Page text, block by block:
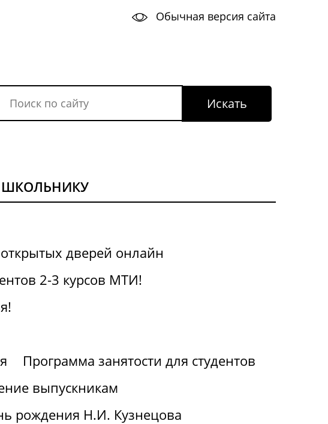
Обычная версия сайта
ШКОЛЬНИКУ
дверей онлайн
2-3 курсов МТИ!
Программа занятости для студентов
выпускникам
рождения Н.И. Кузнецова